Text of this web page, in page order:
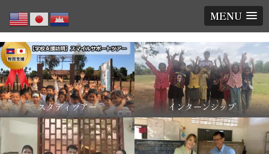
MENU
スタディツアー インターンシップ